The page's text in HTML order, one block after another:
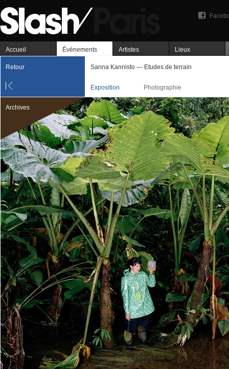
Accueil Événements Artistes Lieux
Retour Sanna Kannisto — Etudes de terrain
Exposition Photographie
Archives